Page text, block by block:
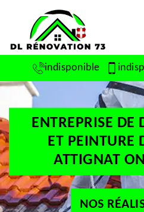
indisponible
ENTREPRISE DE
ET PEINTURE
ATTIGNAT
NOS